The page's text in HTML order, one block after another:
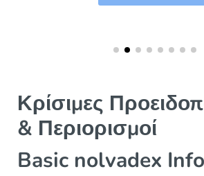
Κρίσιμες
& Περιορισμοί
Basic nolvadex